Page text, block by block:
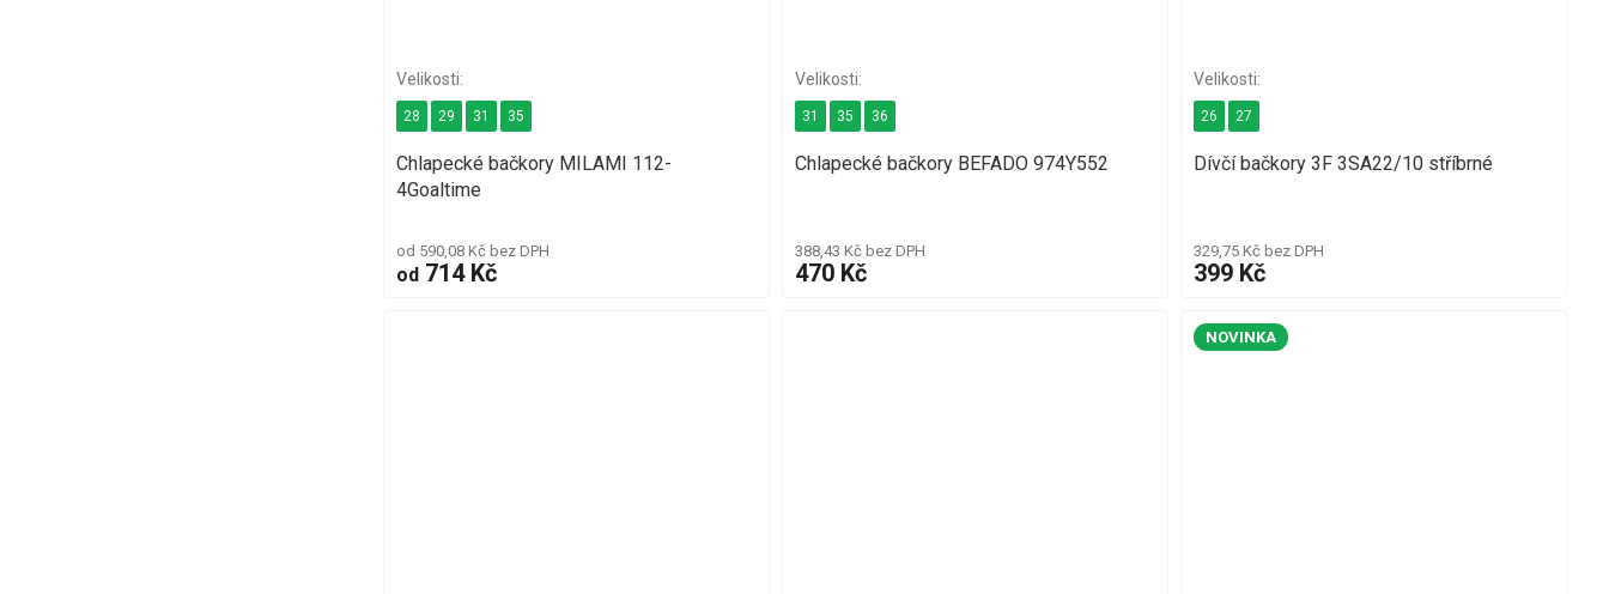
Chlapecké bačkory MILAMI 112-
4Goaltime
od 590,08 Kč bez DPH
od 714 Kč
28 29 31 35
Chlapecké bačkory BEFADO 974Y552
388,43 Kč bez DPH
470 Kč
31 35 36
Dívčí bačkory 3F 3SA22/10 stříbrné
329,75 Kč bez DPH
399 Kč
26 27
NOVINKA